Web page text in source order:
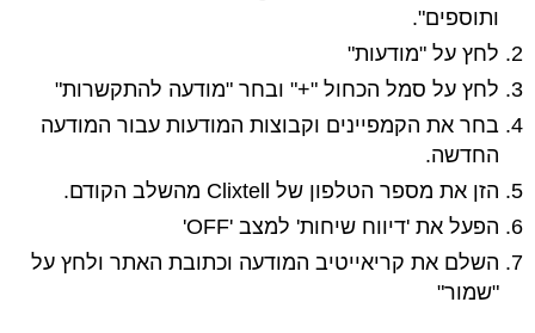
ותוספים".
לחץ על "מודעות"
לחץ על סמל הכחול "+" ובחר "מודעה להתקשרות"
בחר את הקמפיינים וקבוצות המודעות עבור המודעה
החדשה.
הזן את מספר הטלפון של Clixtell מהשלב הקודם.
הפעל את 'דיווח שיחות' למצב 'OFF'
השלם את קריאייטיב המודעה וכתובת האתר ולחץ על
"שמור"